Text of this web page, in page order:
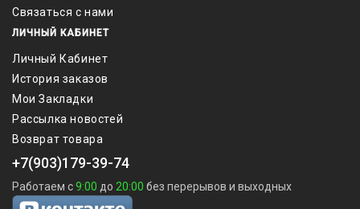
Связаться с нами
ЛИЧНЫЙ КАБИНЕТ
Личный Кабинет
История заказов
Мои Закладки
Рассылка новостей
Возврат товара
+7(903)179-39-74
Работаем с9:00 до 20:00 без перерывов и выходных